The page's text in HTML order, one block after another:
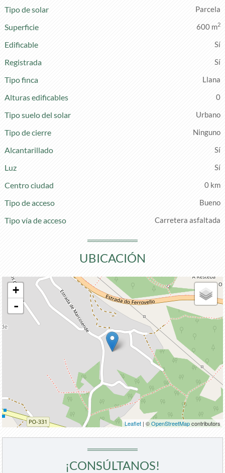
Tipo de solar Parcela
Superficie 600 m2
Edificable
Registrada
Tipo finca
Llana
Alturas edificables 0
Tipo suelo del solar Urbano
Tipo de cierre Ninguno
Alcantarillado
Luz
Centro ciudad
0 km
Tipo de acceso Bueno
Tipo vía de acceso Carretera asfaltada
UBICACIÓN
+
-
Leaflet| ©OpenStreetMapcontributors
¡CONSÚLTANOS!